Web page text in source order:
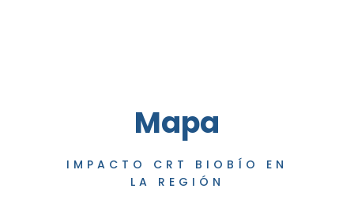
Mapa
IMPACTO CRT BIOBÍO EN
LA REGIÓN